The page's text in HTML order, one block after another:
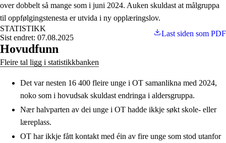
over dobbelt så mange som i juni 2024. Auken skuldast at målgruppa
til oppfølgingstenesta er utvida i ny opplæringslov.
STATISTIKK
Sist endret: 07.08.2025
Last siden som PDF
Hovudfunn
Fleire tal ligg i statistikkbanken
Det var nesten 16 400 fleire unge i OT samanlikna med 2024,
noko som i hovudsak skuldast endringa i aldersgruppa.
Nær halvparten av dei unge i OT hadde ikkje søkt skole- eller
læreplass.
OT har ikkje fått kontakt med éin av fire unge som stod utanfor